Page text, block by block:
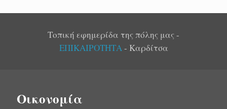
Τοπική εφημερίδα της πόλης μας -
ΕΠΙΚΑΙΡΟΤΗΤΑ- Καρδίτσα
Οικονομία